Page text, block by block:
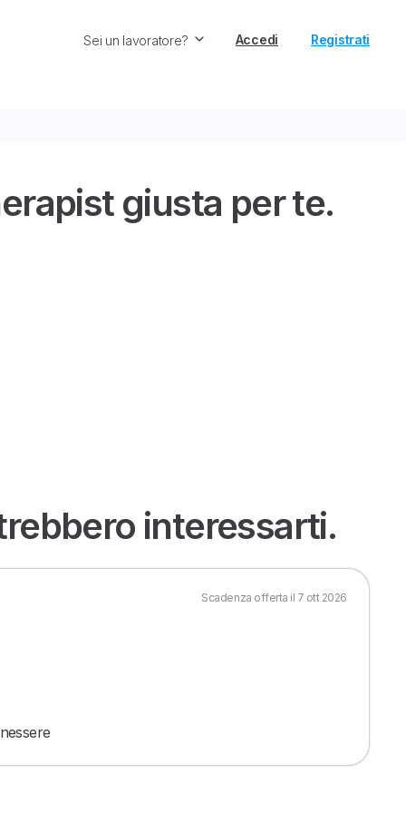
Sei un lavoratore? Accedi Registrati
giusta per te.
interessarti.
Scadenza offerta il 7 ott 2026